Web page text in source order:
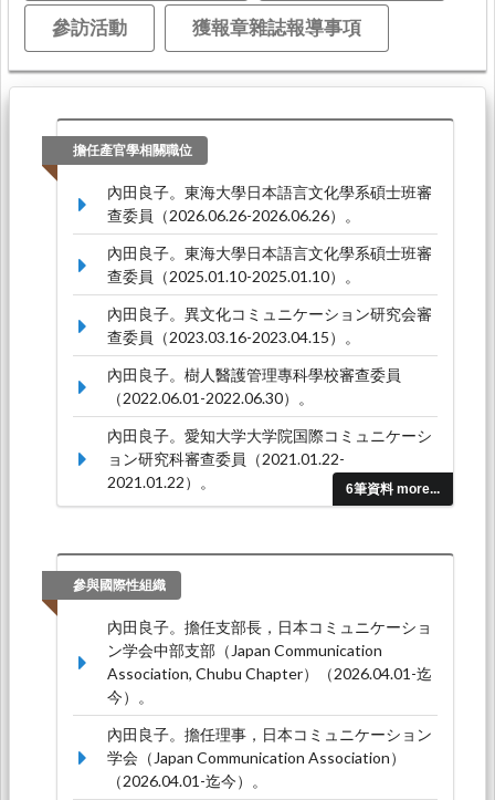
參訪活動 獲報章雜誌報導事項
擔任產官學相關職位
6筆資料 more...
內田良子。東海大學日本語言文化學系碩士班審
查委員（2026.06.26-2026.06.26）。
內田良子。東海大學日本語言文化學系碩士班審
查委員（2025.01.10-2025.01.10）。
內田良子。異文化コミュニケーション研究会審
查委員（2023.03.16-2023.04.15）。
內田良子。樹人醫護管理專科學校審查委員
（2022.06.01-2022.06.30）。
內田良子。愛知大学大学院国際コミュニケーシ
ョン研究科審查委員（2021.01.22-
2021.01.22）。
參與國際性組織
內田良子。擔任支部長，日本コミュニケーショ
ン学会中部支部（Japan Communication
Association, Chubu Chapter）（2026.04.01-迄
今）。
內田良子。擔任理事，日本コミュニケーション
学会（Japan Communication Association）
（2026.04.01-迄今）。